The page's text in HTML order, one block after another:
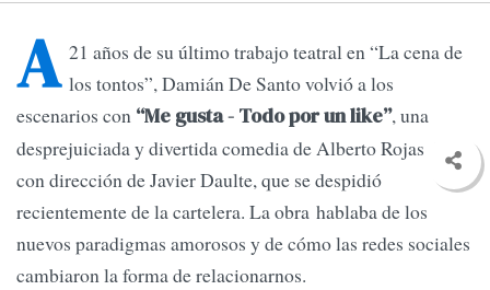
A 21 años de su último trabajo teatral en “La cena de
los tontos”, Damián De Santo volvió a los
escenarios con “Me gusta - Todo por un like”, una
desprejuiciada y divertida comedia de Alberto Rojas Apel
con dirección de Javier Daulte, que se despidió
recientemente de la cartelera. La obra hablaba de los
nuevos paradigmas amorosos y de cómo las redes sociales
cambiaron la forma de relacionarnos.